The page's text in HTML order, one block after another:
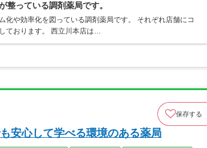
整っている調剤薬局です。
や効率化を図っている調剤薬局です。 それぞれ店舗にコ
ております。 西立川本店は…
保存する
安心して学べる環境のある薬局